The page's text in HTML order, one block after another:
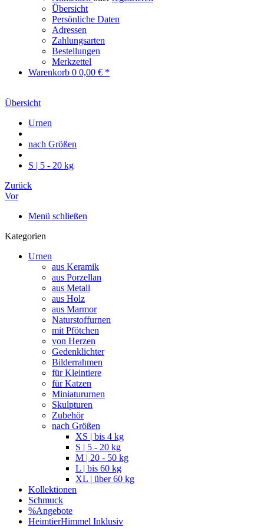
Übersicht
Persönliche Daten
Adressen
Zahlungsarten
Bestellungen
Merkzettel
Warenkorb 0 0,00 € *
Übersicht
Urnen
nach Größen
S | 5 - 20 kg
Zurück
Vor
Menü schließen
Kategorien
Urnen
aus Keramik
aus Porzellan
aus Metall
aus Holz
aus Marmor
Naturstoffurnen
mit Pfötchen
von Herzen
Gedenklichter
Bilderrahmen
für Kleintiere
für Katzen
Miniatururnen
Skulpturen
Zubehör
nach Größen
XS | bis 4 kg
S | 5 - 20 kg
M | 20 - 50 kg
L | bis 60 kg
XL | über 60 kg
Kollektionen
Schmuck
%Angebote
HeimtierHimmel Inklusiv